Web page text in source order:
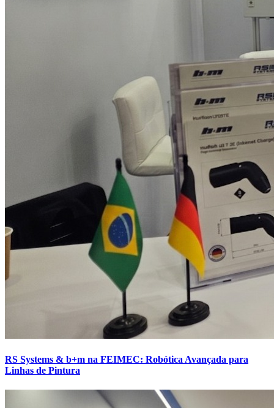
RS Systems & b+m na FEIMEC: Robótica Avançada para
Linhas de Pintura